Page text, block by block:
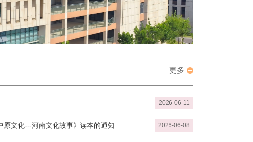
更多
2026-06-11
原文化---河南文化故事》读本的通知 2026-06-08